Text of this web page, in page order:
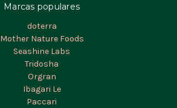
Marcas populares
doterra
Mother Nature Foods
Seashine Labs
Tridosha
Orgran
Ibagari Le
Paccari